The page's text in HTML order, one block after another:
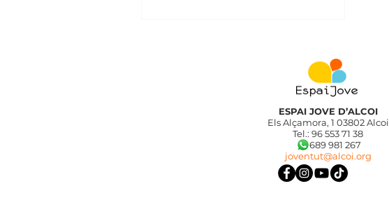
ESPAI JOVE D’ALCOI
Els Alçamora, 1 03802 Alcoi
Tel.: 96 553 71 38
689 981 267
joventut@alcoi.org